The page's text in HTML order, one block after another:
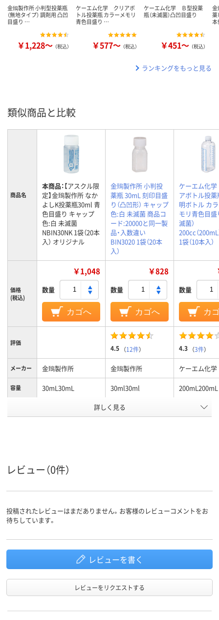
金鵄製作所 小判型投薬瓶
（無地タイプ） 調剤用 凸凹
目盛り …
￥1,228～ （税込）
ケーエム化学 クリアボ
トル投薬瓶 カラーメモリ
青色目盛り …
￥577～ （税込）
ケーエム化学 Ｂ型投薬
瓶（未滅菌）凸凹目盛り
￥451～ （税込）
薬
ランキングをもっと見る
類似商品と比較
商品名
本商品：【アスクル限
定】金鵄製作所 なか
よしK投薬瓶30ml 青
色目盛り キャップ
色:白 未滅菌
NBIN30NK 1袋（20本
入） オリジナル
金鵄製作所 小判投
薬瓶 30mL 刻印目盛
り（凸凹形） キャップ
色:白 未滅菌 商品コ
ード:20000と同一製
品・入数違い
BIN3020 1袋（20本
入）
ケーエム化学
アボトル投薬
明ボトル カ
モリ青色目盛
滅菌）
200cc（200mL
1袋（10本入）
価格
(税込)
￥1,048
数量
カゴへ
￥828
数量
カゴへ
数量
カ
評価
4.5 （12件） 4.3 （3件）
メーカー 金鵄製作所 金鵄製作所 ケーエム化学
容量 30mL30mL 30ml30ml 200mL200mL
未滅菌未滅菌
カラーグ
ホワイト系
アスクル
詳しく見る
レビュー（0件）
投稿されたレビューはまだありません。お客様のレビューコメントをお
待ちしています。
レビューを書く
レビューをリクエストする